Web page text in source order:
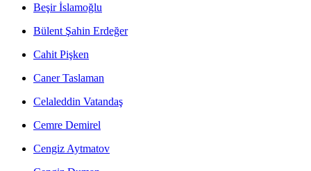
Beşir İslamoğlu
Bülent Şahin Erdeğer
Cahit Pişken
Caner Taslaman
Celaleddin Vatandaş
Cemre Demirel
Cengiz Aytmatov